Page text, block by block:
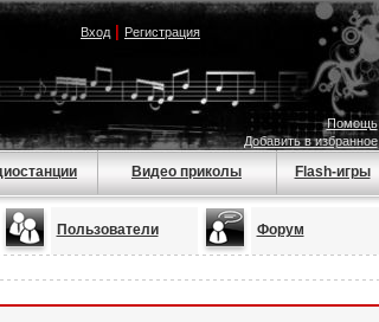
Вход| Регистрация
Помощь
Добавить в избранное
Видео приколы Flash-игры
Пользователи Форум